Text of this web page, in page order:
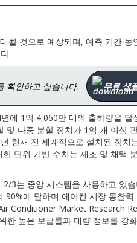
될 것으로 예상되며, 예측 기간 동
.
확인하고 싶습니다. 무료 샘
에 1억 4,060만 대의 출하량을 달
및 다중 분할 장치가 1억 개 이상
현재 전 세계적으로 설치된 장치
단위 기반 수치는 제조 및 채택
3는 중앙 시스템을 사용하고 있습
에 달하며 에어컨 시장 통찰력
Conditioner Market Research
한 높은 보급률과 대량 정보를 강